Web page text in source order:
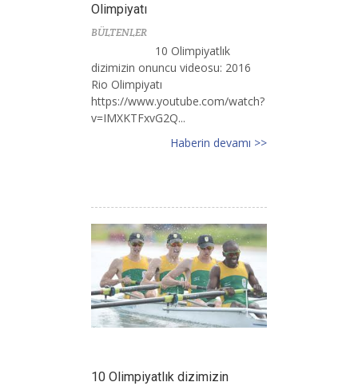
Olimpiyatı
BÜLTENLER
10 Olimpiyatlık
dizimizin onuncu videosu: 2016
Rio Olimpiyatı
https://www.youtube.com/watch?
v=IMXKTFxvG2Q...
Haberin devamı >>
10 Olimpiyatlık dizimizin